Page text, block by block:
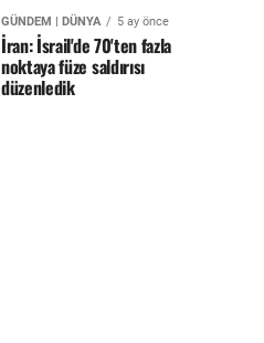
GÜNDEM | DÜNYA 5 ay önce
İran: İsrail'de 70'ten fazla
noktaya füze saldırısı
düzenledik